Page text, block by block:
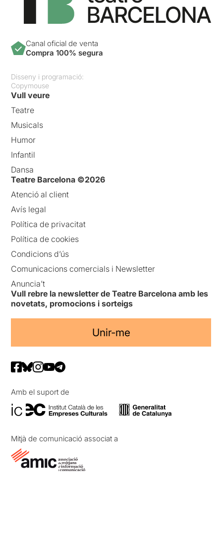
Canal oficial de venta
Compra 100% segura
Disseny i programació:
Copymouse
Vull veure
Teatre
Musicals
Humor
Infantil
Dansa
Teatre Barcelona ©2026
Atenció al client
Avís legal
Política de privacitat
Política de cookies
Condicions d’ús
Comunicacions comercials i Newsletter
Anuncia’t
Vull rebre la newsletter de Teatre Barcelona amb les
novetats, promocions i sorteigs
Unir-me
Amb el suport de
Mitjà de comunicació associat a